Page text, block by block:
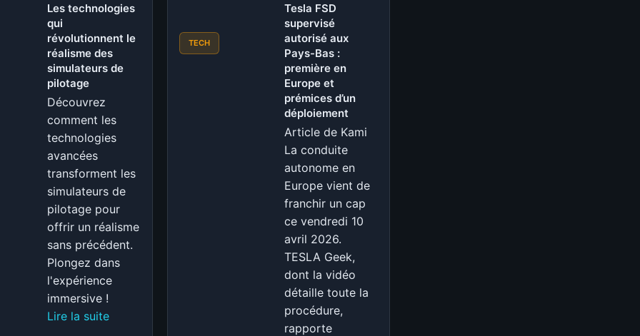
Les technologies
qui
révolutionnent le
réalisme des
simulateurs de
pilotage
Découvrez
comment les
technologies
avancées
transforment les
simulateurs de
pilotage pour
offrir un réalisme
sans précédent.
Plongez dans
l'expérience
immersive !
Lire la suite:
TECH
Tesla FSD
supervisé
autorisé aux
Pays-Bas :
première en
Europe et
prémices d’un
déploiement
Article de Kami
La conduite
autonome en
Europe vient de
franchir un cap
ce vendredi 10
avril 2026.
TESLA Geek,
dont la vidéo
détaille toute la
procédure,
rapporte